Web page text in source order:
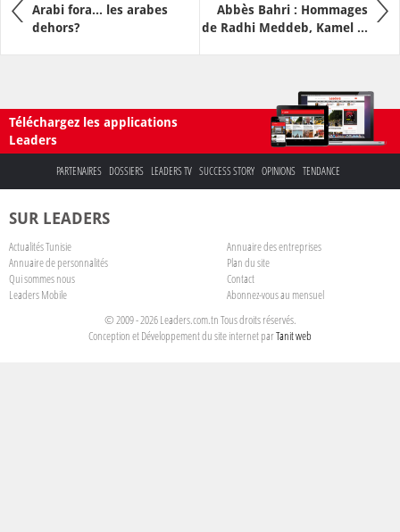
Arabi fora… les arabes
dehors?
Abbès Bahri : Hommages
de Radhi Meddeb, Kamel ...
Téléchargez les applications
Leaders
PARTENAIRES DOSSIERS LEADERS TV SUCCESS STORY OPINIONS TENDANCE
SUR LEADERS
Actualités Tunisie
Annuaire des entreprises
Annuaire de personnalités
Plan du site
Qui sommes nous
Contact
Leaders Mobile
Abonnez-vous au mensuel
© 2009 - 2026 Leaders.com.tn Tous droits réservés.
Conception et Développement du site internet parTanit web